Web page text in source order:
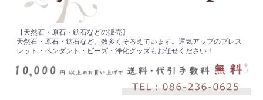
【天然石・原石・鉱石などの販売】
天然石・原石・鉱石など、数多くそろえています。運気アップのブレス
レット・ペンダント・ビーズ・浄化グッズもお任せください！